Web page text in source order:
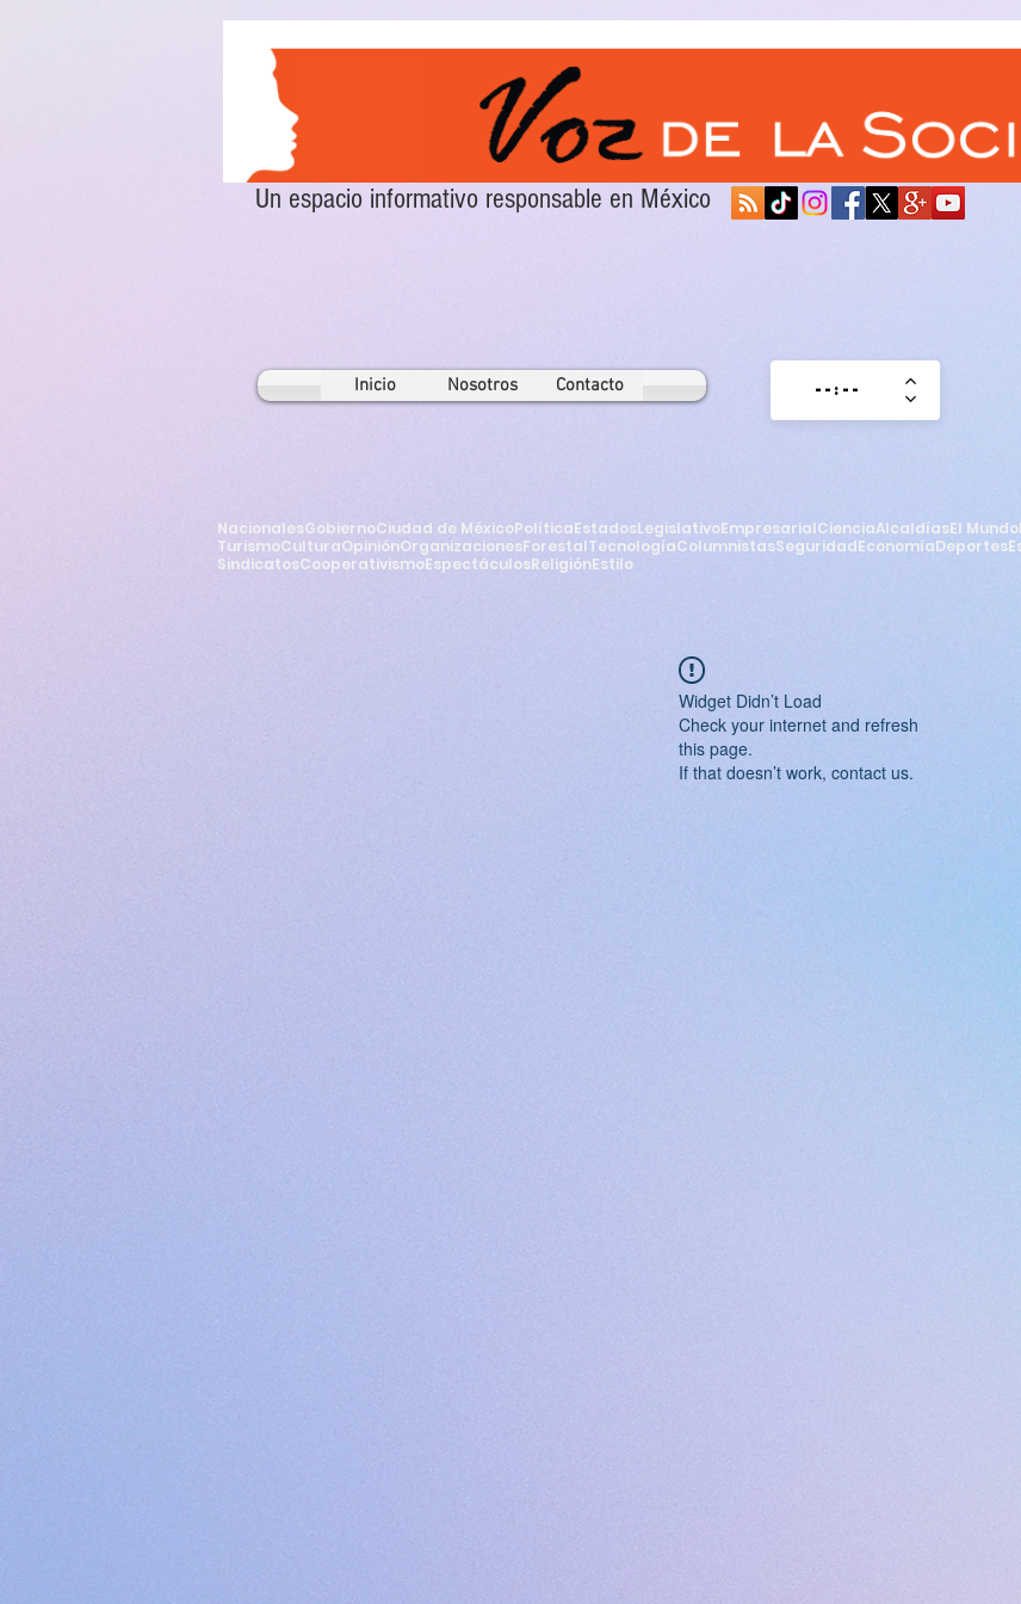
Un espacio informativo responsable en México
Inicio Nosotros Contacto
NacionalesGobiernoCiudad de MéxicoPolíticaEstadosLegislativoEmpresarialCienciaAlcaldíasEl Mundo
TurismoCulturaOpiniónOrganizacionesForestalTecnologíaColumnistasSeguridadEconomíaDeportes
SindicatosCooperativismoEspectáculosReligiónEstilo
Widget Didn’t Load
Check your internet and refresh
this page.
If that doesn’t work, contact us.